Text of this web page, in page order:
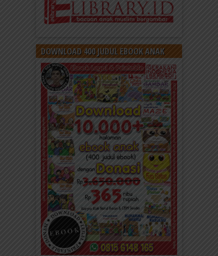
DOWNLOAD 400 JUDUL EBOOK ANAK